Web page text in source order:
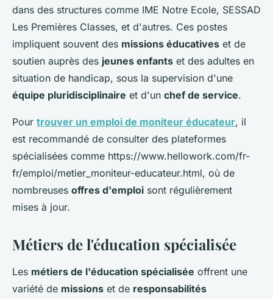
dans des structures comme IME Notre Ecole, SESSAD
Les Premières Classes, et d'autres. Ces postes
impliquent souvent des missions éducatives et de
soutien auprès des jeunes enfants et des adultes en
situation de handicap, sous la supervision d'une
équipe pluridisciplinaire et d'un chef de service.
Pour trouver un emploi de moniteur éducateur, il
est recommandé de consulter des plateformes
spécialisées comme https://www.hellowork.com/fr-
fr/emploi/metier_moniteur-educateur.html, où de
nombreuses offres d'emploi sont régulièrement
mises à jour.
Métiers de l'éducation spécialisée
Les métiers de l'éducation spécialisée offrent une
variété de missions et de responsabilités